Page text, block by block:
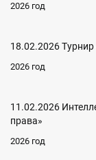
2026 год
18.02.2026
2026 год
11.02.2026
права»
2026 год